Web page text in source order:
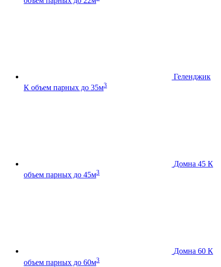
Геленджик
К объем парных до 35м3
Домна 45 К
объем парных до 45м3
Домна 60 К
объем парных до 60м3